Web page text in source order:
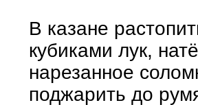
В казане
кубиками лук,
нарезанное
поджарить до